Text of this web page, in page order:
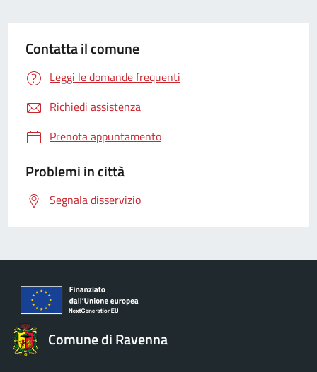
Contatta il comune
Leggi le domande frequenti
Richiedi assistenza
Prenota appuntamento
Problemi in città
Segnala disservizio
Comune di Ravenna